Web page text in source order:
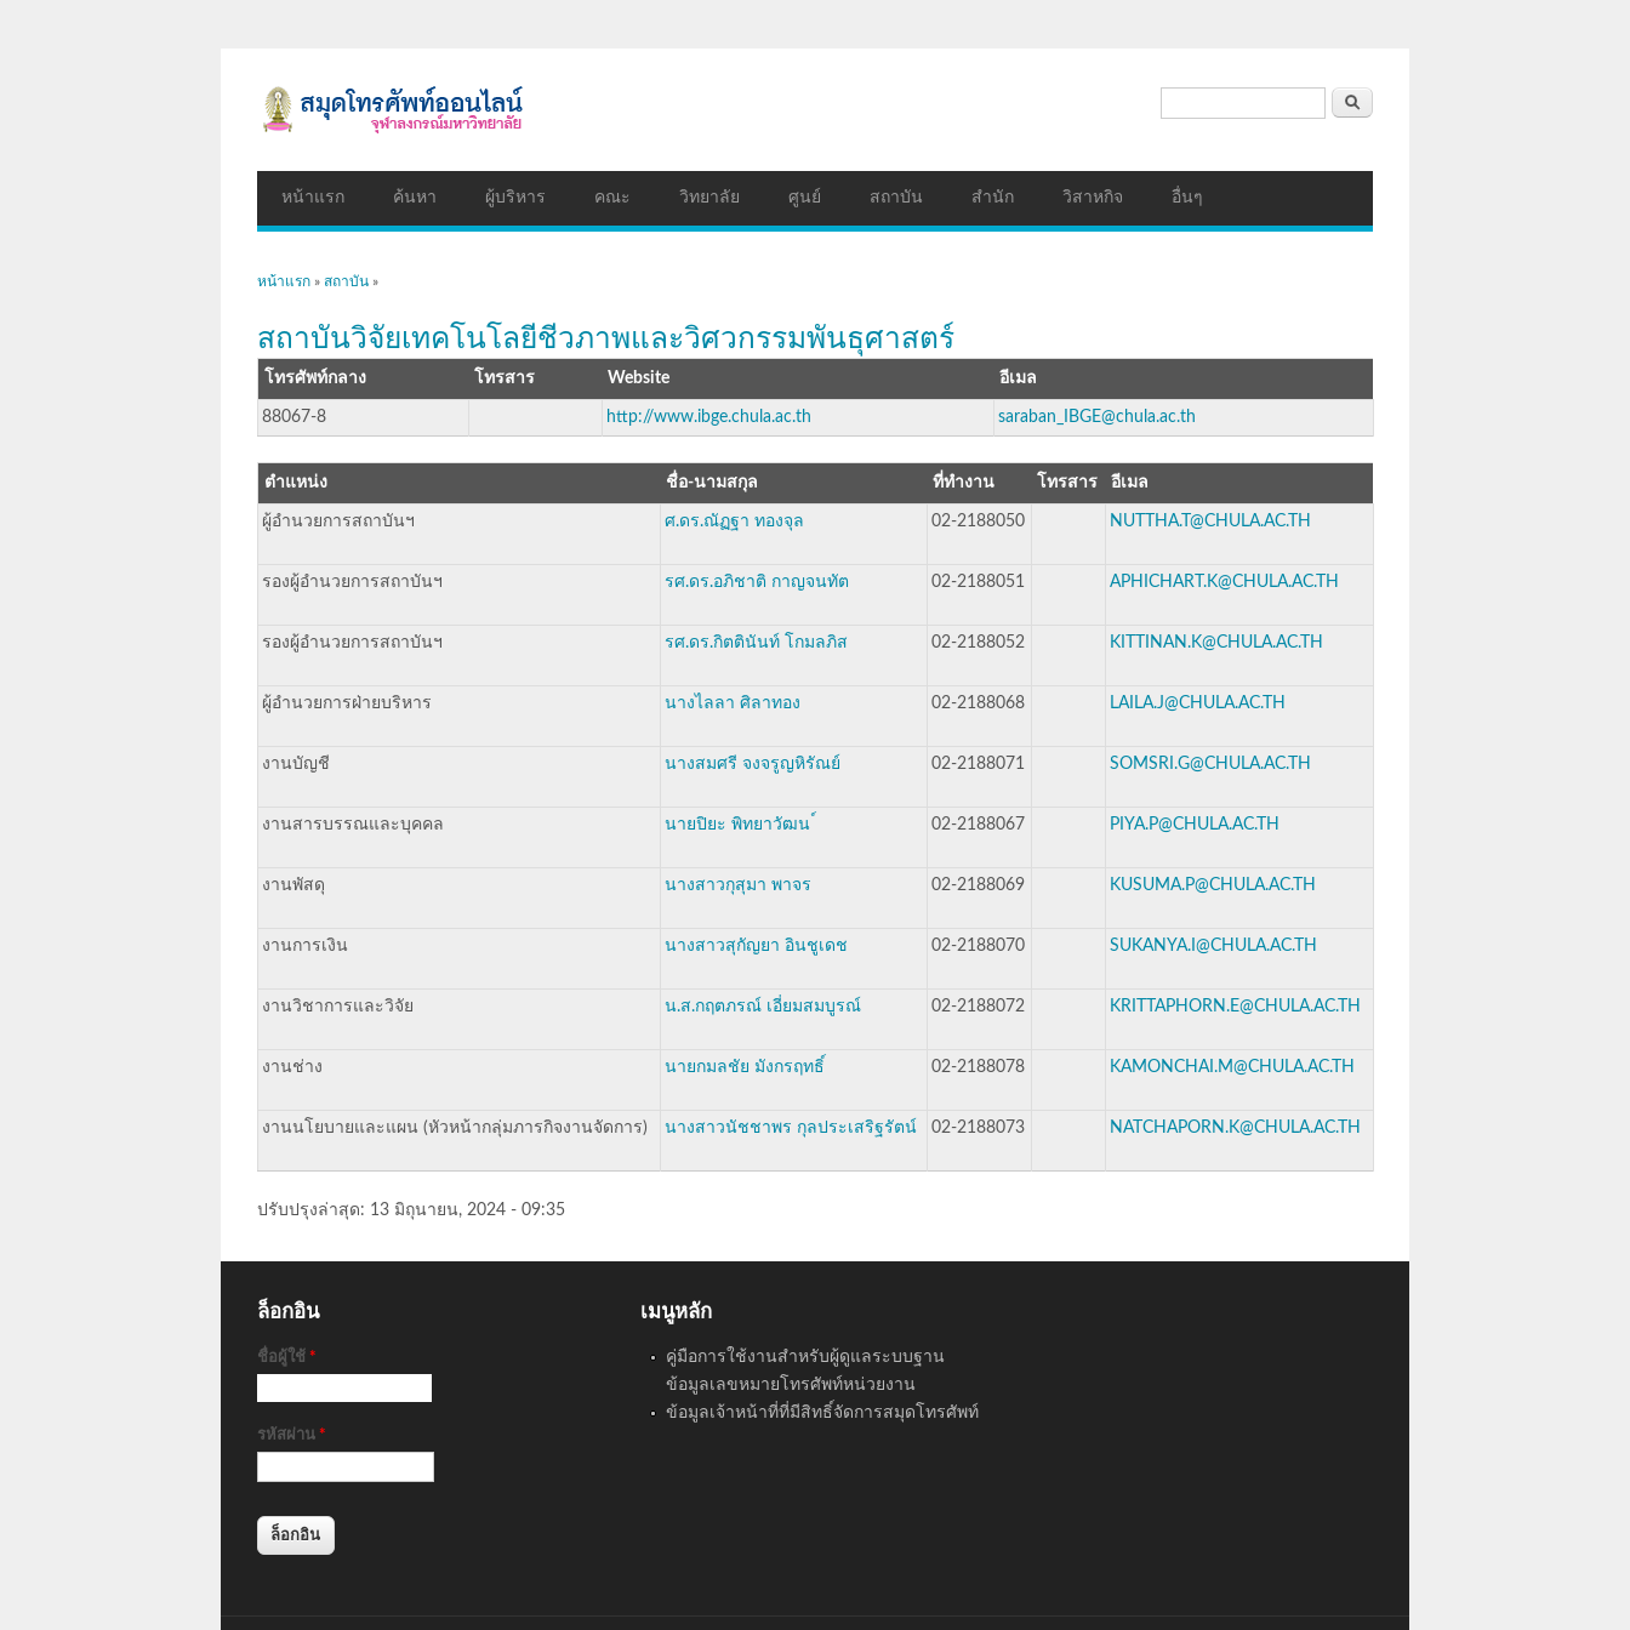
ค้นหา
หน้าแรก ค้นหา ผู้บริหาร คณะ วิทยาลัย ศูนย์ สถาบัน สำนัก วิสาหกิจ อื่นๆ
คุณอยู่ที่นี่
หน้าแรก » สถาบัน »
สถาบันวิจัยเทคโนโลยีชีวภาพและวิศวกรรมพันธุศาสตร์
โทรศัพท์กลาง โทรสาร Website อีเมล
88067-8 http://www.ibge.chula.ac.th saraban_IBGE@chula.ac.th
ตำแหน่ง ชื่อ-นามสกุล ที่ทำงาน โทรสาร อีเมล
ผู้อำนวยการสถาบันฯ ศ.ดร.ณัฏฐา ทองจุล 02-2188050 NUTTHA.T@CHULA.AC.TH
รองผู้อำนวยการสถาบันฯ รศ.ดร.อภิชาติ กาญจนทัต 02-2188051 APHICHART.K@CHULA.AC.TH
รองผู้อำนวยการสถาบันฯ รศ.ดร.กิตตินันท์ โกมลภิส 02-2188052 KITTINAN.K@CHULA.AC.TH
ผู้อำนวยการฝ่ายบริหาร นางไลลา ศิลาทอง 02-2188068 LAILA.J@CHULA.AC.TH
งานบัญชี นางสมศรี จงจรูญหิรัณย์ 02-2188071 SOMSRI.G@CHULA.AC.TH
งานสารบรรณและบุคคล นายปิยะ พิทยาวัฒน ์ 02-2188067 PIYA.P@CHULA.AC.TH
งานพัสดุ นางสาวกุสุมา พาจร 02-2188069 KUSUMA.P@CHULA.AC.TH
งานการเงิน นางสาวสุกัญยา อินชูเดช 02-2188070 SUKANYA.I@CHULA.AC.TH
งานวิชาการและวิจัย น.ส.กฤตภรณ์ เอี่ยมสมบูรณ์ 02-2188072 KRITTAPHORN.E@CHULA.AC.TH
งานช่าง นายกมลชัย มังกรฤทธิ์ 02-2188078 KAMONCHAI.M@CHULA.AC.TH
งานนโยบายและแผน (หัวหน้ากลุ่มภารกิจงานจัดการ) นางสาวนัชชาพร กุลประเสริฐรัตน์ 02-2188073 NATCHAPORN.K@CHULA.AC.TH
ปรับปรุงล่าสุด: 13 มิถุนายน, 2024 - 09:35
ล็อกอิน
ชื่อผู้ใช้ *
รหัสผ่าน *
เมนูหลัก
คู่มือการใช้งานสำหรับผู้ดูแลระบบฐาน
ข้อมูลเลขหมายโทรศัพท์หน่วยงาน
ข้อมูลเจ้าหน้าที่ที่มีสิทธิ์จัดการสมุดโทรศัพท์